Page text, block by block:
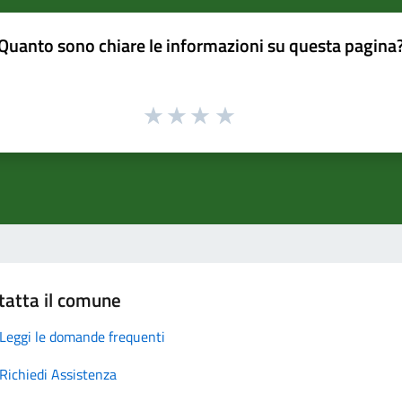
sono chiare le informazioni su questa
il comune
Leggi le domande frequenti
Richiedi Assistenza